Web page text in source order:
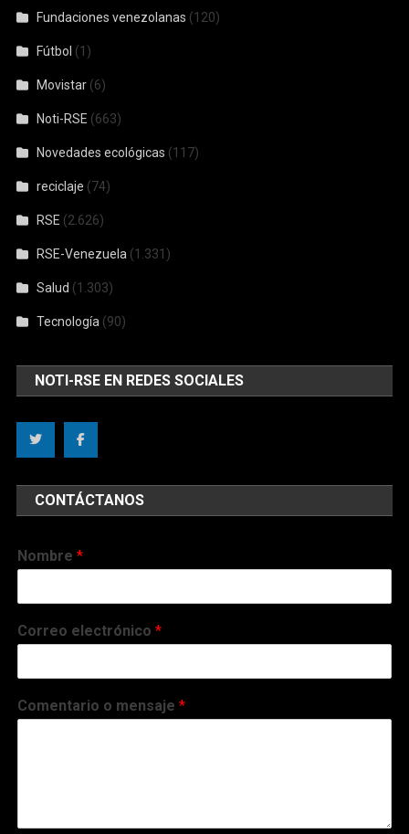
Fundaciones venezolanas (120)
Fútbol (1)
Movistar (6)
Noti-RSE (663)
Novedades ecológicas (117)
reciclaje (74)
RSE (2.626)
RSE-Venezuela (1.331)
Salud (1.303)
Tecnología (90)
NOTI-RSE EN REDES SOCIALES
CONTÁCTANOS
Nombre*
Correo electrónico*
Comentario o mensaje*